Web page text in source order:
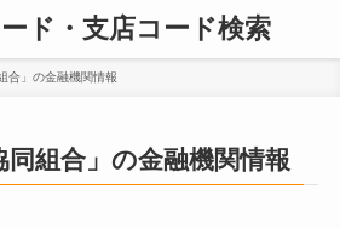
ド・支店コード検索
合」の金融機関情報
同組合」の金融機関情報